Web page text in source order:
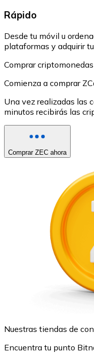
Rápido
Desde tu móvil u
plataformas y adquirir
Comprar criptomonedas
Comienza a comprar
Una vez realizadas las
minutos recibirás las
Comprar ZEC ahora
Nuestras tiendas de
Encuentra tu punto